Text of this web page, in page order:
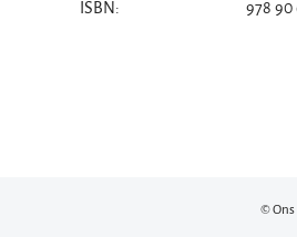
ISBN: 978 90
© Ons